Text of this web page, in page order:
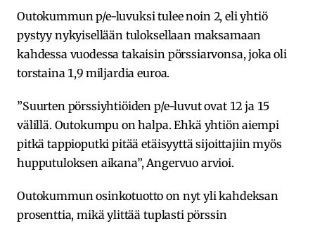
Outokummun p/e-luvuksi tulee noin 2, eli yhtiö
pystyy nykyisellään tuloksellaan maksamaan
kahdessa vuodessa takaisin pörssiarvonsa, joka oli
torstaina 1,9 miljardia euroa.
”Suurten pörssiyhtiöiden p/e-luvut ovat 12 ja 15
välillä. Outokumpu on halpa. Ehkä yhtiön aiempi
pitkä tappioputki pitää etäisyyttä sijoittajiin myös
hupputuloksen aikana”, Angervuo arvioi.
Outokummun osinkotuotto on nyt yli kahdeksan
prosenttia, mikä ylittää tuplasti pörssin